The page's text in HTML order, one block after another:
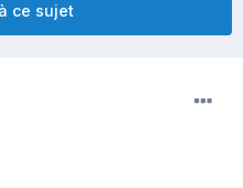
ce sujet